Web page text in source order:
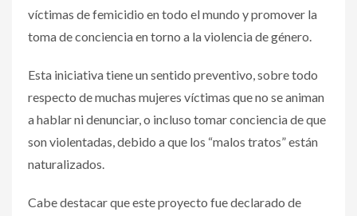
víctimas de femicidio en todo el mundo y promover la
toma de conciencia en torno a la violencia de género.
Esta iniciativa tiene un sentido preventivo, sobre todo
respecto de muchas mujeres víctimas que no se animan
a hablar ni denunciar, o incluso tomar conciencia de que
son violentadas, debido a que los “malos tratos” están
naturalizados.
Cabe destacar que este proyecto fue declarado de